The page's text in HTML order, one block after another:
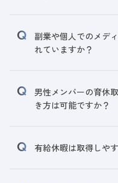
副業や個人でのメデ
れていますか？
男性メンバーの育休
き方は可能ですか？
有給休暇は取得しや